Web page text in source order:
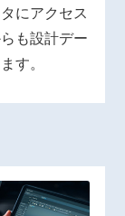
にアクセス
も設計デー
す。